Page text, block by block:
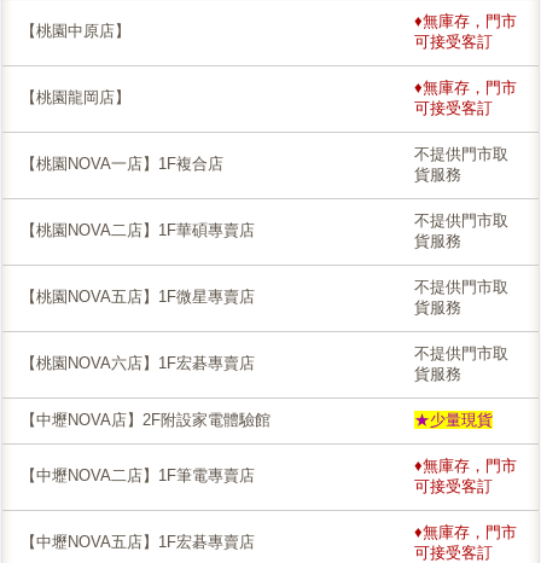
【桃園中原店】
♦無庫存，門市
可接受客訂
【桃園龍岡店】
♦無庫存，門市
可接受客訂
【桃園NOVA一店】1F複合店
不提供門市取
貨服務
【桃園NOVA二店】1F華碩專賣店
不提供門市取
貨服務
【桃園NOVA五店】1F微星專賣店
不提供門市取
貨服務
【桃園NOVA六店】1F宏碁專賣店
不提供門市取
貨服務
【中壢NOVA店】2F附設家電體驗館 ★少量現貨
【中壢NOVA二店】1F筆電專賣店
♦無庫存，門市
可接受客訂
【中壢NOVA五店】1F宏碁專賣店
♦無庫存，門市
可接受客訂